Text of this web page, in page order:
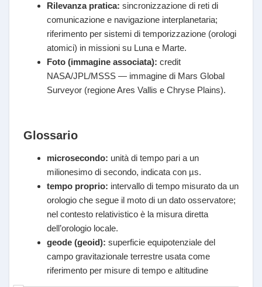
Rilevanza pratica: sincronizzazione di reti di
comunicazione e navigazione interplanetaria;
riferimento per sistemi di temporizzazione (orologi
atomici) in missioni su Luna e Marte.
Foto (immagine associata): credit
NASA/JPL/MSSS — immagine di Mars Global
Surveyor (regione Ares Vallis e Chryse Plains).
Glossario
microsecondo: unità di tempo pari a un
milionesimo di secondo, indicata con µs.
tempo proprio: intervallo di tempo misurato da un
orologio che segue il moto di un dato osservatore;
nel contesto relativistico è la misura diretta
dell’orologio locale.
geode (geoid): superficie equipotenziale del
campo gravitazionale terrestre usata come
riferimento per misure di tempo e altitudine